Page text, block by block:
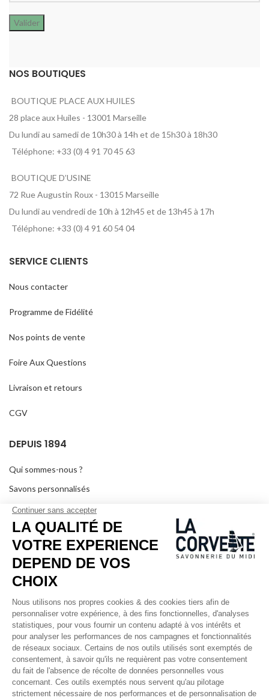
NOS BOUTIQUES
BOUTIQUE PLACE AUX HUILES
28 place aux Huiles - 13001 Marseille
Du lundi au samedi de 10h30 à 14h et de 15h30 à 18h30
Téléphone: +33 (0) 4 91 70 45 63
BOUTIQUE D’USINE
72 Rue Augustin Roux - 13015 Marseille
Du lundi au vendredi de 10h à 12h45 et de 13h45 à 17h
Téléphone: +33 (0) 4 91 60 54 04
SERVICE CLIENTS
Nous contacter
Programme de Fidélité
Nos points de vente
Foire Aux Questions
Livraison et retours
CGV
DEPUIS 1894
Qui sommes-nous ?
Savons personnalisés
Visiter le musée
Devenir revendeur
Dans les médias
Salle de séminaire
Mentions légales
RÉSEAUX SOCIAUX
Facebook
Instagram
Pinterest